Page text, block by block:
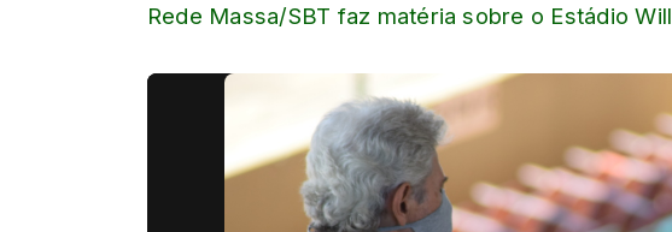
Rede Massa/SBT faz matéria sobre o Estádio